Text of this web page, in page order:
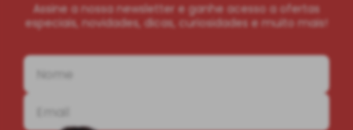
Assine a nossa newsletter e ganhe acesso a ofertas
especiais, novidades, dicas, curiosidades e muito mais!